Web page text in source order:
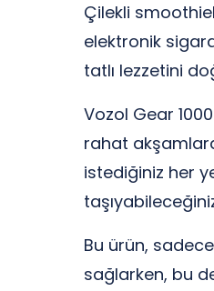
Çilekli
elektronik
tatlı lezzetini
Vozol Gear
rahat
istediğiniz her
Bu ürün,
sağlarken, bu